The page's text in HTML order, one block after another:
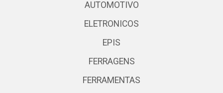
AUTOMOTIVO
ELETRONICOS
EPIS
FERRAGENS
FERRAMENTAS